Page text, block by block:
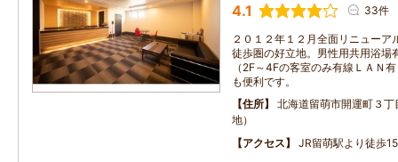
4.1 33件
２０１２年１２月全面リニューア
徒歩圏の好立地。男性用共用浴場
（2F～4Fの客室のみ有線ＬＡＮ
も便利です。
住所
北海道留萌市開運町３
地）
アクセス
JR留萌駅より徒歩